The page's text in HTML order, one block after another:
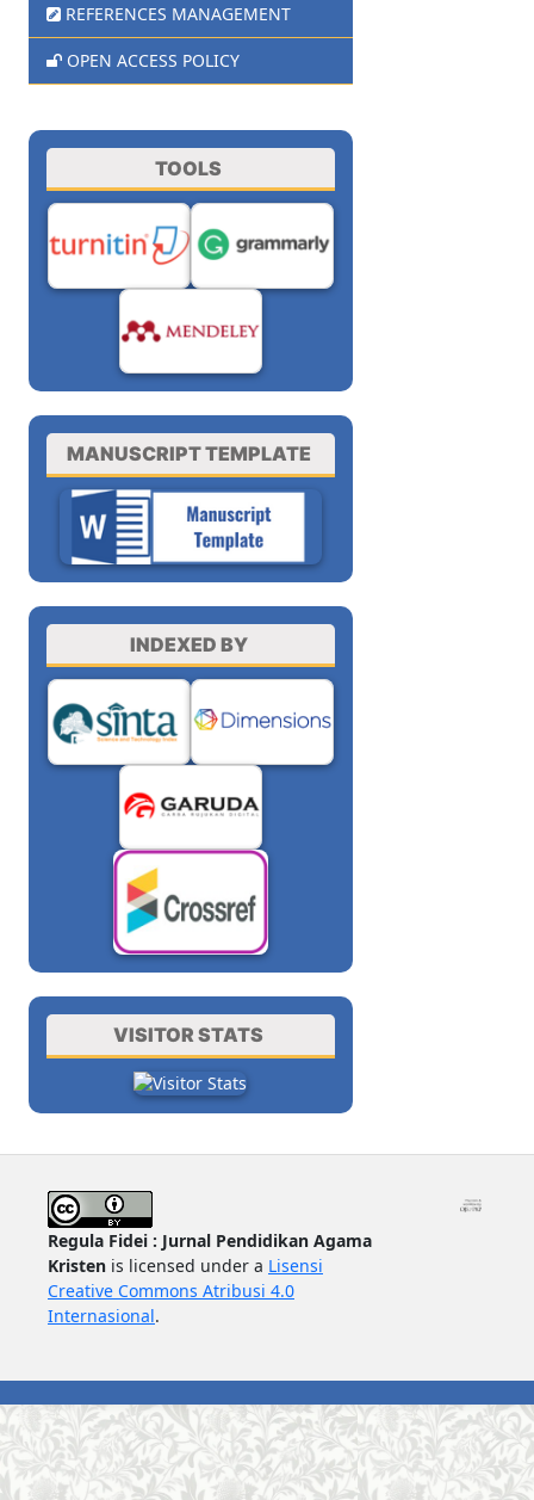
REFERENCES MANAGEMENT
OPEN ACCESS POLICY
TOOLS
MANUSCRIPT TEMPLATE
INDEXED BY
VISITOR STATS
Regula Fidei : Jurnal Pendidikan Agama
Kristen is licensed under a Lisensi
Creative Commons Atribusi 4.0
Internasional.